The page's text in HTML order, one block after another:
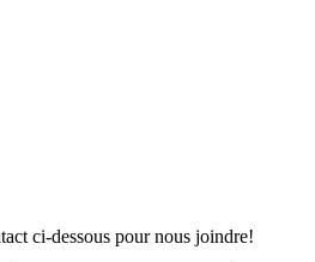
ci-dessous pour nous joindre!